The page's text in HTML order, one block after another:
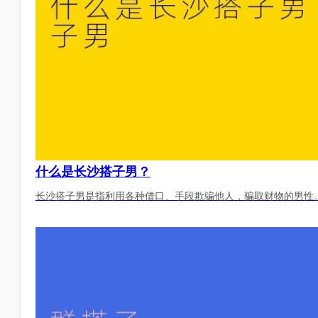
什么是长沙搭子男？
长沙搭子男是指利用各种借口、手段欺骗他人，骗取财物的男性